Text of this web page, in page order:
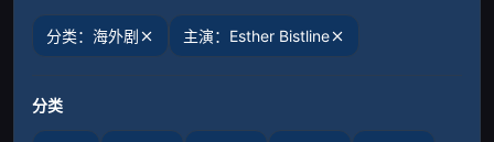
分类：海外剧 主演：Esther Bistline
分类